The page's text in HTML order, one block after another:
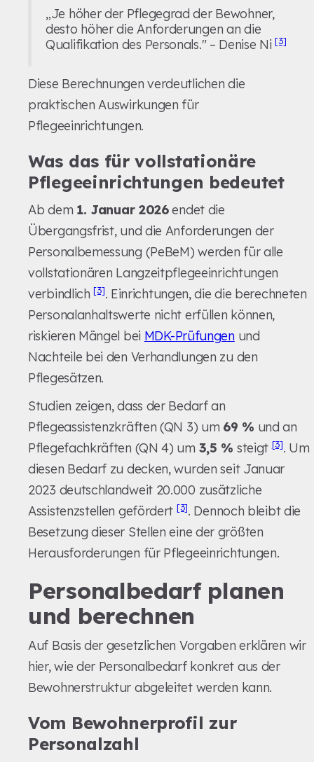
„Je höher der Pflegegrad der Bewohner,
desto höher die Anforderungen an die
Qualifikation des Personals." – Denise Ni[3]
Diese Berechnungen verdeutlichen die
praktischen Auswirkungen für
Pflegeeinrichtungen.
Was das für vollstationäre
Pflegeeinrichtungen bedeutet
Ab dem 1. Januar 2026endet die
Übergangsfrist, und die Anforderungen der
Personalbemessung (PeBeM) werden für alle
vollstationären Langzeitpflegeeinrichtungen
verbindlich[3]. Einrichtungen, die die berechneten
Personalanhaltswerte nicht erfüllen können,
riskieren Mängel bei MDK-Prüfungen und
Nachteile bei den Verhandlungen zu den
Pflegesätzen.
Studien zeigen, dass der Bedarf an
Pflegeassistenzkräften (QN 3) um 69 % und an
Pflegefachkräften (QN 4) um 3,5 % steigt[3]. Um
diesen Bedarf zu decken, wurden seit Januar
2023 deutschlandweit 20.000 zusätzliche
Assistenzstellen gefördert [3]. Dennoch bleibt die
Besetzung dieser Stellen eine der größten
Herausforderungen für Pflegeeinrichtungen.
Personalbedarf planen
und berechnen
Auf Basis der gesetzlichen Vorgaben erklären wir
hier, wie der Personalbedarf konkret aus der
Bewohnerstruktur abgeleitet werden kann.
Vom Bewohnerprofil zur
Personalzahl